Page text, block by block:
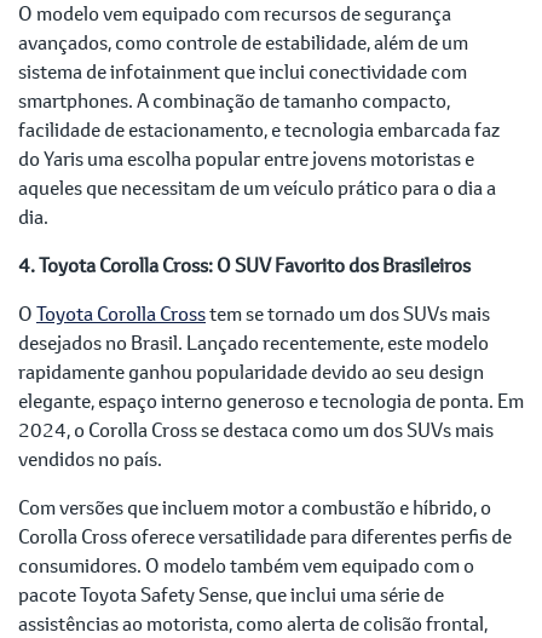
O modelo vem equipado com recursos de segurança
avançados, como controle de estabilidade, além de um
sistema de infotainment que inclui conectividade com
smartphones. A combinação de tamanho compacto,
facilidade de estacionamento, e tecnologia embarcada faz
do Yaris uma escolha popular entre jovens motoristas e
aqueles que necessitam de um veículo prático para o dia a
dia.
4. Toyota Corolla Cross: O SUV Favorito dos Brasileiros
OToyota Corolla Crosstem se tornado um dos SUVs mais
desejados no Brasil. Lançado recentemente, este modelo
rapidamente ganhou popularidade devido ao seu design
elegante, espaço interno generoso e tecnologia de ponta. Em
2024, o Corolla Cross se destaca como um dos SUVs mais
vendidos no país.
Com versões que incluem motor a combustão e híbrido, o
Corolla Cross oferece versatilidade para diferentes perfis de
consumidores. O modelo também vem equipado com o
pacote Toyota Safety Sense, que inclui uma série de
assistências ao motorista, como alerta de colisão frontal,